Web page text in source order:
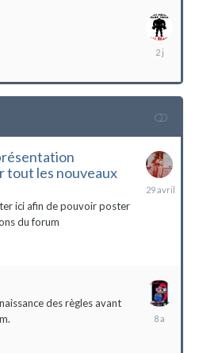
lundi
tout les nouveaux
ici afin de pouvoir poster
du forum
29
des règles avant